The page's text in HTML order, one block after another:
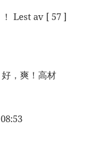
Lest av [ 57 ]
，爽！高材